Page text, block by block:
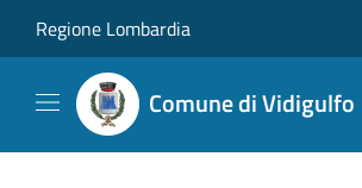
Regione Lombardia
Comune di Vidigulfo